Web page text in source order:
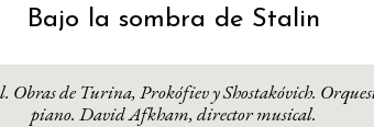
Bajo la sombra de Stalin
de Turina, Prokófiev y Shostakóvich.
piano. David Afkham, director musical.